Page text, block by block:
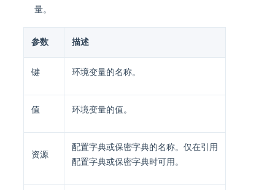
量。
参数 描述
键 环境变量的名称。
值 环境变量的值。
资源
配置字典或保密字典的名称。仅在引用
配置字典或保密字典时可用。